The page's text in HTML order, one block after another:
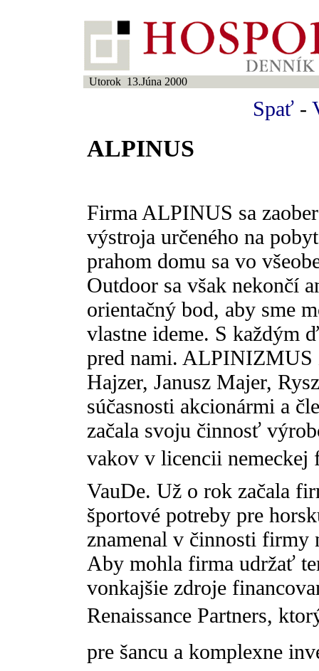
Utorok 13.Júna 2000
Spať -
ALPINUS
Firma ALPINUS sa
výstroja určeného na
prahom domu sa vo
Outdoor sa však nekončí
orientačný bod, aby sme
vlastne ideme. S každým
pred nami.
Hajzer, Janusz Majer,
súčasnosti akcionármi a
začala svoju činnosť
vakov v licencii nemeckej
VauDe. Už o rok začala
športové potreby pre
znamenal v činnosti firmy
Aby mohla firma udržať
vonkajšie zdroje
Renaissance Partners,
pre šancu a komplexne